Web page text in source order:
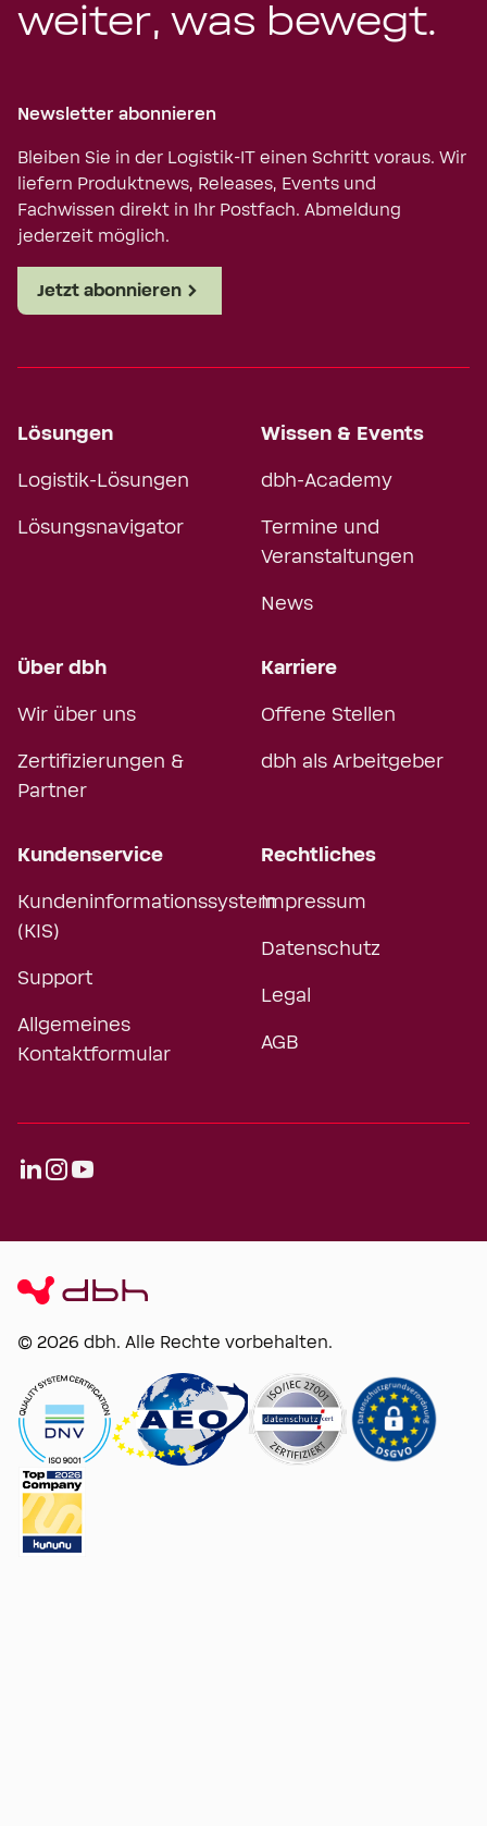
weiter, was bewegt.
Newsletter abonnieren
Bleiben Sie in der Logistik-IT einen Schritt voraus. Wir
liefern Produktnews, Releases, Events und
Fachwissen direkt in Ihr Postfach. Abmeldung
jederzeit möglich.
Jetzt abonnieren
Lösungen
Logistik-Lösungen
Lösungsnavigator
Wissen & Events
dbh-Academy
Termine und
Veranstaltungen
News
Über dbh
Wir über uns
Zertifizierungen &
Partner
Karriere
Offene Stellen
dbh als Arbeitgeber
Kundenservice
Kundeninformationssystem
(KIS)
Support
Allgemeines
Kontaktformular
Rechtliches
Impressum
Datenschutz
Legal
AGB
© 2026 dbh. Alle Rechte vorbehalten.